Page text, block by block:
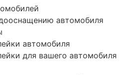
автомобиля
автомобиля
для вашего автомобиля